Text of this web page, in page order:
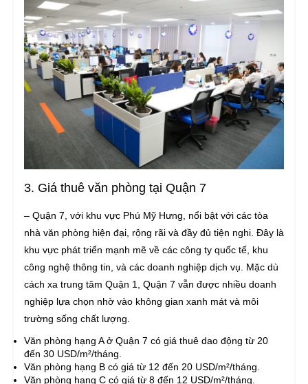
3. Giá thuê văn phòng tại Quận 7
– Quận 7, với khu vực Phú Mỹ Hưng, nổi bật với các tòa
nhà văn phòng hiện đại, rộng rãi và đầy đủ tiện nghi. Đây là
khu vực phát triển mạnh mẽ về các công ty quốc tế, khu
công nghệ thông tin, và các doanh nghiệp dịch vụ. Mặc dù
cách xa trung tâm Quận 1, Quận 7 vẫn được nhiều doanh
nghiệp lựa chọn nhờ vào không gian xanh mát và môi
trường sống chất lượng.
Văn phòng hạng A ở Quận 7 có giá thuê dao động từ 20
đến 30 USD/m²/tháng.
Văn phòng hạng B có giá từ 12 đến 20 USD/m²/tháng.
Văn phòng hạng C có giá từ 8 đến 12 USD/m²/tháng.